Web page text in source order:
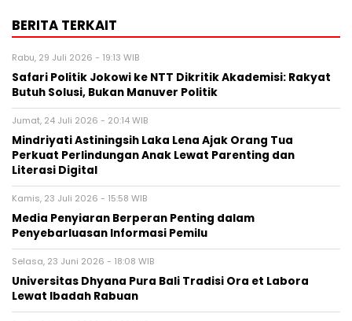
BERITA TERKAIT
Rabu, 29 Juli 2026 - 19:13 WIB
Safari Politik Jokowi ke NTT Dikritik Akademisi: Rakyat
Butuh Solusi, Bukan Manuver Politik
Jumat, 24 Juli 2026 - 20:14 WIB
Mindriyati Astiningsih Laka Lena Ajak Orang Tua
Perkuat Perlindungan Anak Lewat Parenting dan
Literasi Digital
Kamis, 23 Juli 2026 - 15:58 WIB
Media Penyiaran Berperan Penting dalam
Penyebarluasan Informasi Pemilu
Selasa, 23 Juni 2026 - 18:08 WIB
Universitas Dhyana Pura Bali Tradisi Ora et Labora
Lewat Ibadah Rabuan